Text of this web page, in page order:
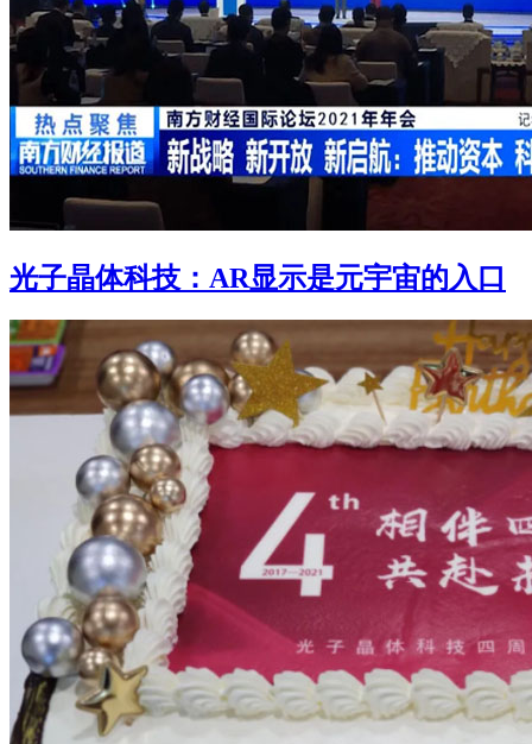
光子晶体科技：AR显示是元宇宙的入口